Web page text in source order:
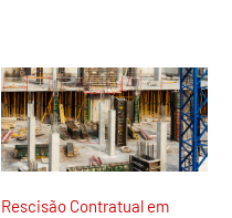
Rescisão Contratual em